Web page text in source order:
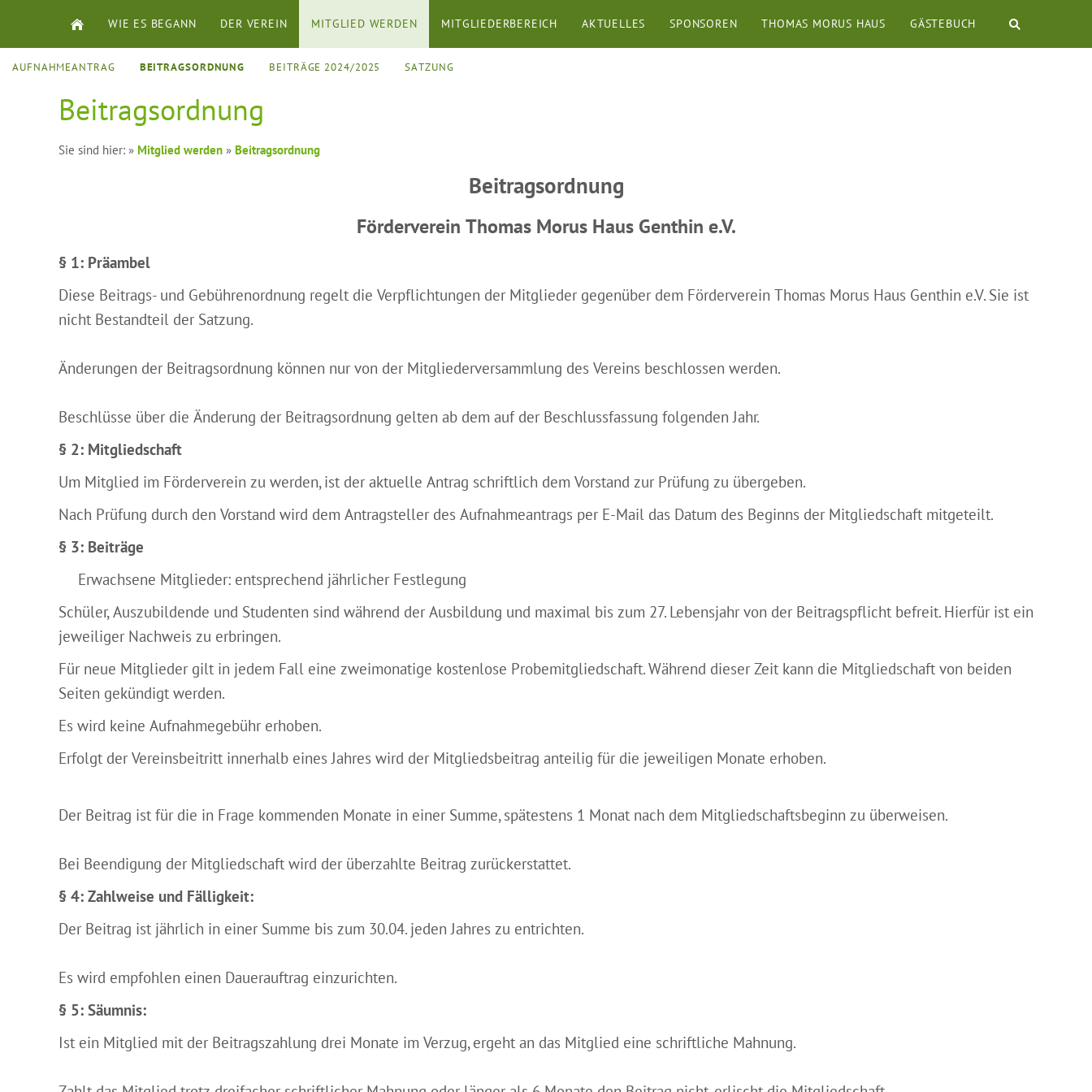
WIE ES BEGANN DER VEREIN MITGLIED WERDEN MITGLIEDERBEREICH AKTUELLES SPONSOREN THOMAS MORUS HAUS GÄSTEBUCH
AUFNAHMEANTRAG BEITRAGSORDNUNG BEITRÄGE 2024/2025 SATZUNG
Beitragsordnung
Sie sind hier: » Mitglied werden » Beitragsordnung
Beitragsordnung
Förderverein Thomas Morus Haus Genthin e.V.
§ 1: Präambel
Diese Beitrags- und Gebührenordnung regelt die Verpflichtungen der Mitglieder gegenüber dem Förderverein Thomas Morus Haus Genthin e.V. Sie ist
nicht Bestandteil der Satzung.
Änderungen der Beitragsordnung können nur von der Mitgliederversammlung des Vereins beschlossen werden.
Beschlüsse über die Änderung der Beitragsordnung gelten ab dem auf der Beschlussfassung folgenden Jahr.
§ 2: Mitgliedschaft
Um Mitglied im Förderverein zu werden, ist der aktuelle Antrag schriftlich dem Vorstand zur Prüfung zu übergeben.
Nach Prüfung durch den Vorstand wird dem Antragsteller des Aufnahmeantrags per E-Mail das Datum des Beginns der Mitgliedschaft mitgeteilt.
§ 3: Beiträge
Erwachsene Mitglieder: entsprechend jährlicher Festlegung
Schüler, Auszubildende und Studenten sind während der Ausbildung und maximal bis zum 27. Lebensjahr von der Beitragspflicht befreit. Hierfür ist ein
jeweiliger Nachweis zu erbringen.
Für neue Mitglieder gilt in jedem Fall eine zweimonatige kostenlose Probemitgliedschaft. Während dieser Zeit kann die Mitgliedschaft von beiden
Seiten gekündigt werden.
Es wird keine Aufnahmegebühr erhoben.
Erfolgt der Vereinsbeitritt innerhalb eines Jahres wird der Mitgliedsbeitrag anteilig für die jeweiligen Monate erhoben.
Der Beitrag ist für die in Frage kommenden Monate in einer Summe, spätestens 1 Monat nach dem Mitgliedschaftsbeginn zu überweisen.
Bei Beendigung der Mitgliedschaft wird der überzahlte Beitrag zurückerstattet.
§ 4: Zahlweise und Fälligkeit:
Der Beitrag ist jährlich in einer Summe bis zum 30.04. jeden Jahres zu entrichten.
Es wird empfohlen einen Dauerauftrag einzurichten.
§ 5: Säumnis:
Ist ein Mitglied mit der Beitragszahlung drei Monate im Verzug, ergeht an das Mitglied eine schriftliche Mahnung.